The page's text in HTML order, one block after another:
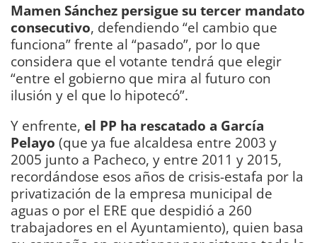
Mamen Sánchez persigue su tercer mandato
consecutivo, defendiendo “el cambio que
funciona” frente al “pasado”, por lo que
considera que el votante tendrá que elegir
“entre el gobierno que mira al futuro con
ilusión y el que lo hipotecó”.
Y enfrente, el PP ha rescatado a García
Pelayo (que ya fue alcaldesa entre 2003 y
2005 junto a Pacheco, y entre 2011 y 2015,
recordándose esos años de crisis-estafa por la
privatización de la empresa municipal de
aguas o por el ERE que despidió a 260
trabajadores en el Ayuntamiento), quien basa